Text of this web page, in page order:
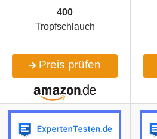
400
Tropfschlauch
Preis prüfen